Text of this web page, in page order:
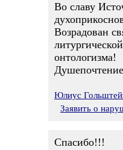
Во славу
Возрадован
онтологизма!
Юлиус
Заявить о
Спасибо!!!